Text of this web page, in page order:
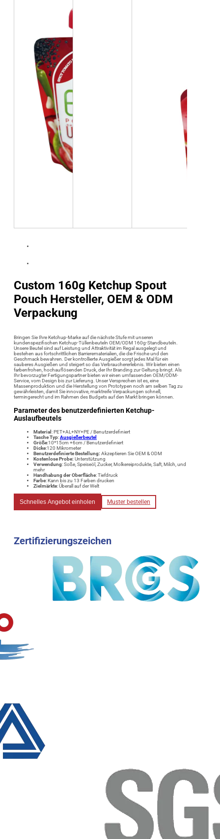
Custom 160g Ketchup Spout
Pouch Hersteller, OEM & ODM
Verpackung
Bringen Sie Ihre Ketchup-Marke auf die nächste Stufe mit unseren
kundenspezifischen Ketchup-Tüllenbeuteln OEM/ODM 160g-Standbeuteln.
Unsere Beutel sind auf Leistung und Attraktivität im Regal ausgelegt und
bestehen aus fortschrittlichen Barrierematerialien, die die Frische und den
Geschmack bewahren. Der kontrollierte Ausgießer sorgt jedes Mal für ein
sauberes Ausgießen und steigert so das Verbrauchererlebnis. Wir bieten einen
farbenfrohen, hochauflösenden Druck, der Ihr Branding zur Geltung bringt. Als
Ihr bevorzugter Fertigungspartner bieten wir einen umfassenden OEM/ODM-
Service, vom Design bis zur Lieferung. Unser Versprechen ist es, eine
Massenproduktion und die Herstellung von Prototypen noch am selben Tag zu
gewährleisten, damit Sie innovative, marktreife Verpackungen schnell,
termingerecht und im Rahmen des Budgets auf den Markt bringen können.
Parameter des benutzerdefinierten Ketchup-
Auslaufbeutels
Material : PET+AL+NY+PE / Benutzerdefiniert
Tasche Typ:Ausgießerbeutel
Größe:10*15cm +6cm / Benutzerdefiniert
Dicke:120 Mikrometer
Benutzerdefinierte Bestellung: Akzeptieren Sie OEM & ODM
Kostenlose Probe: Unterstützung
Verwendung: Soße, Speiseöl, Zucker, Molkereiprodukte, Saft, Milch, und
mehr
Handhabung der Oberfläche: Tiefdruck
Farbe: Kann bis zu 13 Farben drucken
Zielmärkte: Überall auf der Welt
Schnelles Angebot einholen Muster bestellen
Zertifizierungszeichen